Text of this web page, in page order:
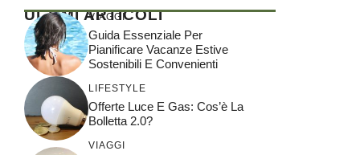
ULTIMI ARTICOLI
VIAGGI
Guida Essenziale Per
Pianificare Vacanze Estive
Sostenibili E Convenienti
LIFESTYLE
Offerte Luce E Gas: Cos’è La
Bolletta 2.0?
VIAGGI